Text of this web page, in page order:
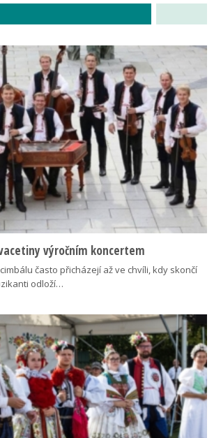
výročním koncertem
často přicházejí až ve chvíli, kdy skončí
odloží…